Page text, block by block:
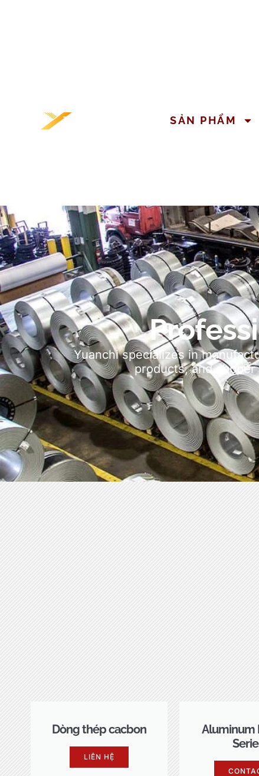
TRANG CHỦ SẢN PHẨM
Yuanchi specializes in
products,and
Dòng thép cacbon
LIÊN HỆ
Aluminum